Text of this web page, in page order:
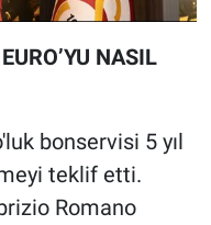
NASIL
bonservisi 5 yıl
teklif etti.
Romano